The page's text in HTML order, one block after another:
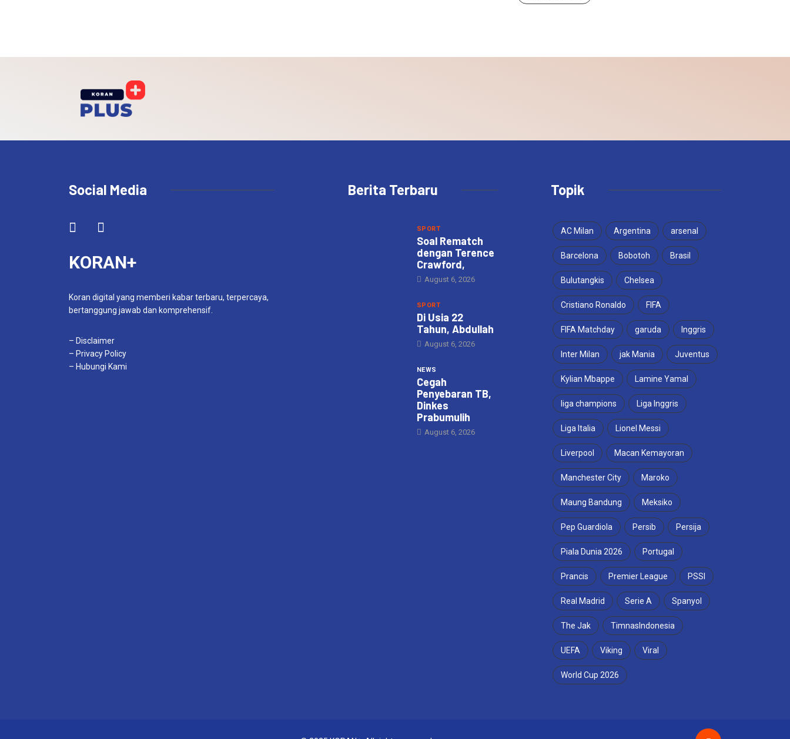
Social Media
KORAN+
Koran digital yang memberi kabar terbaru, terpercaya,
bertanggung jawab dan komprehensif.
– Disclaimer
– Privacy Policy
– Hubungi Kami
Berita Terbaru
SPORT
Soal Rematch
dengan Terence
Crawford,
August 6, 2026
SPORT
Di Usia 22
Tahun, Abdullah
August 6, 2026
NEWS
Cegah
Penyebaran TB,
Dinkes
Prabumulih
August 6, 2026
Topik
AC Milan Argentina arsenal
Barcelona Bobotoh Brasil
Bulutangkis Chelsea
Cristiano Ronaldo FIFA
FIFA Matchday garuda Inggris
Inter Milan jak Mania Juventus
Kylian Mbappe Lamine Yamal
liga champions Liga Inggris
Liga Italia Lionel Messi
Liverpool Macan Kemayoran
Manchester City Maroko
Maung Bandung Meksiko
Pep Guardiola Persib Persija
Piala Dunia 2026 Portugal
Prancis Premier League PSSI
Real Madrid Serie A Spanyol
The Jak TimnasIndonesia
UEFA Viking Viral
World Cup 2026